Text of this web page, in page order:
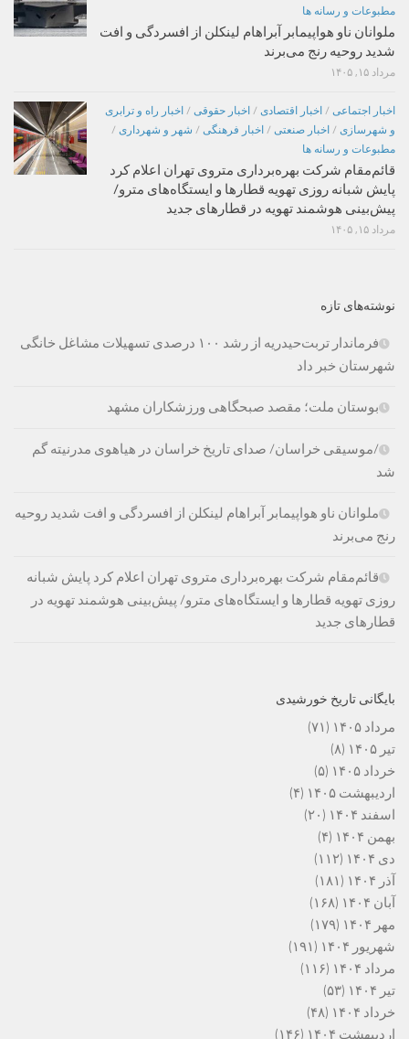
مطبوعات و رسانه ها
ملوانان ناو هواپیمابر آبراهام لینکلن از افسردگی و افت
شدید روحیه رنج می‌برند
مرداد ۱۵, ۱۴۰۵
اخبار اجتماعی / اخبار اقتصادی / اخبار حقوقی / اخبار راه و ترابری
و شهرسازی / اخبار صنعتی / اخبار فرهنگی / شهر و شهرداری /
مطبوعات و رسانه ها
قائم‌مقام شرکت بهره‌برداری متروی تهران اعلام کرد
پایش شبانه روزی تهویه قطارها و ایستگاه‌های مترو/
پیش‌بینی هوشمند تهویه در قطارهای جدید
مرداد ۱۵, ۱۴۰۵
نوشته‌های تازه
فرماندار تربت‌حیدریه از رشد ۱۰۰ درصدی تسهیلات مشاغل خانگی
شهرستان خبر داد
بوستان ملت؛ مقصد صبحگاهی ورزشکاران مشهد
/موسیقی خراسان/ صدای تاریخ خراسان در هیاهوی مدرنیته گم
شد
ملوانان ناو هواپیمابر آبراهام لینکلن از افسردگی و افت شدید روحیه
رنج می‌برند
قائم‌مقام شرکت بهره‌برداری متروی تهران اعلام کرد پایش شبانه
روزی تهویه قطارها و ایستگاه‌های مترو/ پیش‌بینی هوشمند تهویه در
قطارهای جدید
بایگانی تاریخ خورشیدی
مرداد ۱۴۰۵
(۷۱)
تیر ۱۴۰۵
(۸)
خرداد ۱۴۰۵
(۵)
اردیبهشت ۱۴۰۵
(۴)
اسفند ۱۴۰۴
(۲۰)
بهمن ۱۴۰۴
(۴)
دی ۱۴۰۴
(۱۱۲)
آذر ۱۴۰۴
(۱۸۱)
آبان ۱۴۰۴
(۱۶۸)
مهر ۱۴۰۴
(۱۷۹)
شهریور ۱۴۰۴
(۱۹۱)
مرداد ۱۴۰۴
(۱۱۶)
تیر ۱۴۰۴
(۵۳)
خرداد ۱۴۰۴
(۴۸)
اردیبهشت ۱۴۰۴
(۱۴۶)